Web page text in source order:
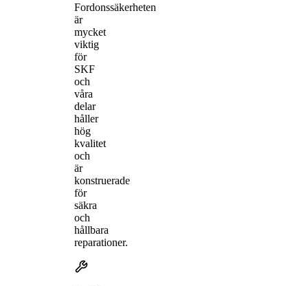
Fordonssäkerheten
är
mycket
viktig
för
SKF
och
våra
delar
håller
hög
kvalitet
och
är
konstruerade
för
säkra
och
hållbara
reparationer.